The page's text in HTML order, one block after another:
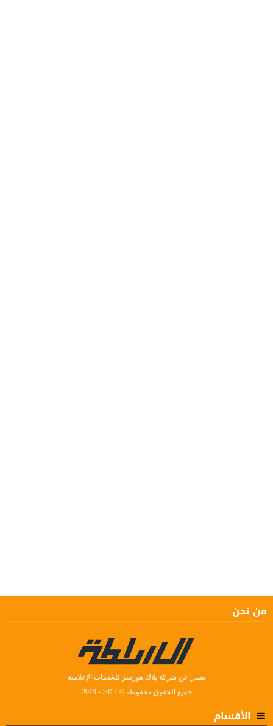
من نحن
تصدر عن شركة بلاك هورسز للخدمات الإعلامية
جميع الحقوق محفوظة © 2017 - 2019
الأقسام